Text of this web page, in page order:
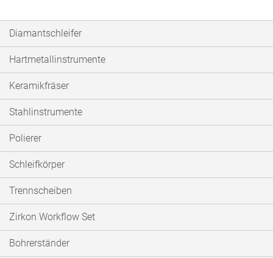
Diamantschleifer
Hartmetallinstrumente
Keramikfräser
Stahlinstrumente
Polierer
Schleifkörper
Trennscheiben
Zirkon Workflow Set
Bohrerständer